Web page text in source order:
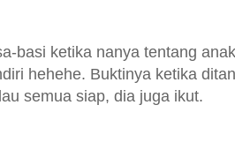
basi ketika nanya tentang
hehehe. Buktinya ketika
semua siap, dia juga ikut.